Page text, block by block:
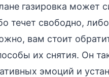
газировка может
течет свободно,
вам стоит
их снятия. Он
эмоций и